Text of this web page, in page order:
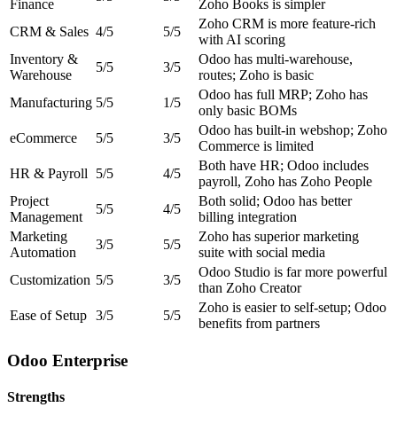
Finance
Zoho Books is simpler
CRM & Sales 4/5 5/5
Zoho CRM is more feature-rich
with AI scoring
Inventory &
Warehouse
5/5 3/5
Odoo has multi-warehouse,
routes; Zoho is basic
Manufacturing 5/5 1/5
Odoo has full MRP; Zoho has
only basic BOMs
eCommerce
5/5 3/5
Odoo has built-in webshop; Zoho
Commerce is limited
HR & Payroll
5/5 4/5
Both have HR; Odoo includes
payroll, Zoho has Zoho People
Project
Management
5/5 4/5
Both solid; Odoo has better
billing integration
Marketing
Automation
3/5 5/5
Zoho has superior marketing
suite with social media
Customization 5/5 3/5
Odoo Studio is far more powerful
than Zoho Creator
Ease of Setup 3/5 5/5
Zoho is easier to self-setup; Odoo
benefits from partners
Odoo Enterprise
Strengths